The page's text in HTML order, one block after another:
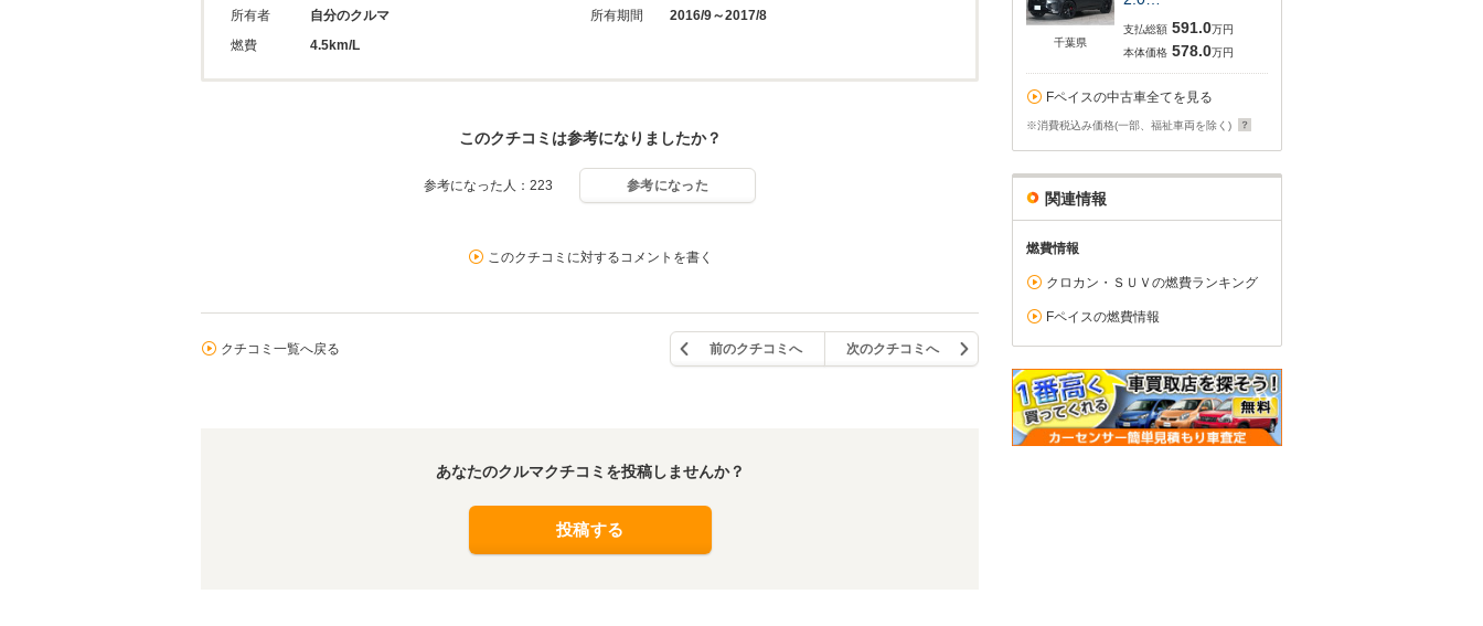
所有者
自分のクルマ
燃費
4.5km/L
所有期間
2016/9～2017/8
このクチコミは参考になりましたか？
参考になった人：223 参考になった
このクチコミに対するコメントを書く
クチコミ一覧へ戻る 前のクチコミへ 次のクチコミへ
あなたのクルマクチコミを投稿しませんか？
投稿する
千葉県
支払総額 591.0万円
本体価格 578.0万円
Fペイスの中古車全てを見る
※消費税込み価格(一部、福祉車両を除く)
関連情報
燃費情報
クロカン・ＳＵＶの燃費ランキング
Fペイスの燃費情報